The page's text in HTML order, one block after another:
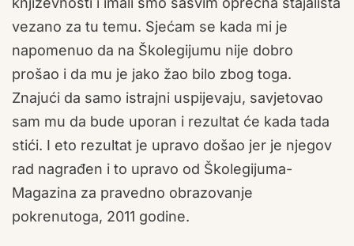
vezano za tu temu. Sjećam se kada mi je
napomenuo da na Školegijumu nije dobro
prošao i da mu je jako žao bilo zbog toga.
Znajući da samo istrajni uspijevaju, savjetovao
sam mu da bude uporan i rezultat će kada tada
stići. I eto rezultat je upravo došao jer je njegov
rad nagrađen i to upravo od Školegijuma-
Magazina za pravedno obrazovanje
pokrenutoga, 2011 godine.